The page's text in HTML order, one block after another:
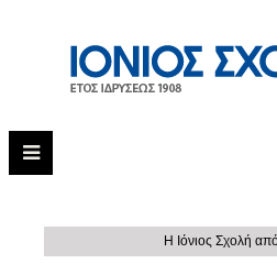
Η Ιόνιος Σχολή